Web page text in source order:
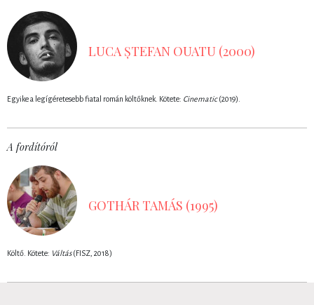
LUCA ȘTEFAN OUATU (2000)
Egyike a legígéretesebb fiatal román költőknek. Kötete: Cinematic(2019).
A fordítóról
GOTHÁR TAMÁS (1995)
Költő. Kötete: Váltás(FISZ, 2018)